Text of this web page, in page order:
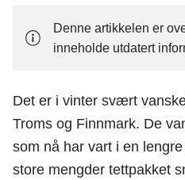
Denne artikkelen er
inneholde utdatert
Det er i vinter svært
Troms og Finnmark. De
som nå har vart i en
store mengder tettpakket